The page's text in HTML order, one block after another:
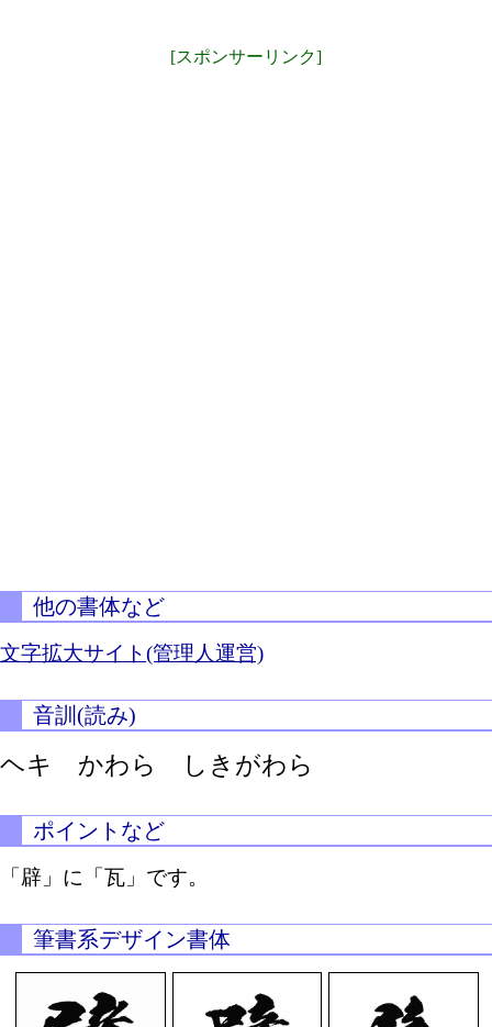
[スポンサーリンク]
他の書体など
文字拡大サイト(管理人運営)
音訓(読み)
ヘキ かわら しきがわら
ポイントなど
「辟」に「瓦」です。
筆書系デザイン書体